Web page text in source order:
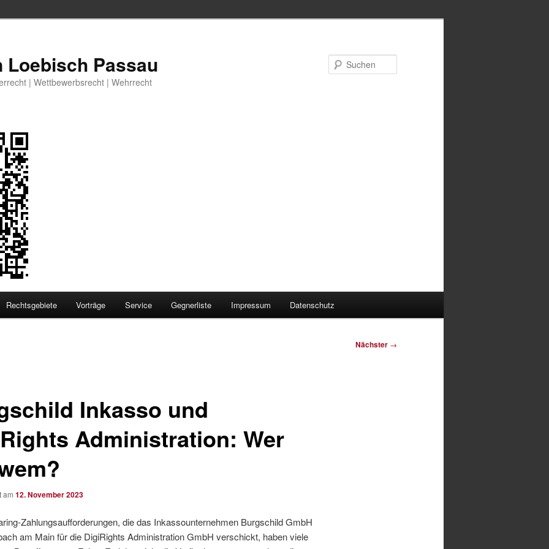
Loebisch Passau
| Wettbewerbsrecht | Wehrrecht
Rechtsgebiete Vorträge Service Gegnerliste Impressum Datenschutz
Nächster →
Inkasso und
Administration: Wer
am 12. November 2023
Zahlungsaufforderungen, die das Inkassounternehmen Burgschild GmbH
am Main für die DigiRights Administration GmbH verschickt, haben viele